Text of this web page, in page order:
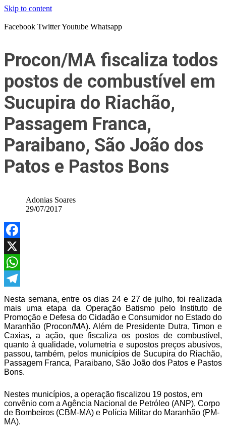
Skip to content
Facebook TwitterYoutube Whatsapp
Procon/MA fiscaliza todos
postos de combustível em
Sucupira do Riachão,
Passagem Franca,
Paraibano, São João dos
Patos e Pastos Bons
Adonias Soares
29/07/2017
Facebook
X
WhatsApp
Telegram
Nesta semana, entre os dias 24 e 27 de julho, foi realizada
mais uma etapa da Operação Batismo pelo Instituto de
Promoção e Defesa do Cidadão e Consumidor no Estado do
Maranhão (Procon/MA). Além de Presidente Dutra, Timon e
Caxias, a ação, que fiscaliza os postos de combustível,
quanto à qualidade, volumetria e supostos preços abusivos,
passou, também, pelos municípios de Sucupira do Riachão,
Passagem Franca, Paraibano, São João dos Patos e Pastos
Bons.
Nestes municípios, a operação fiscalizou 19 postos, em
convênio com a Agência Nacional de Petróleo (ANP), Corpo
de Bombeiros (CBM-MA) e Polícia Militar do Maranhão (PM-
MA).